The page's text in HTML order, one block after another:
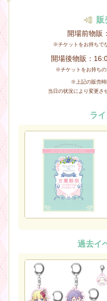
販
開場前物販
※チケットをお持ちで
開場後物販：
※チケットをお持ちの
※上記の販売時
当日の状況により変更さ
ラ
過去イ